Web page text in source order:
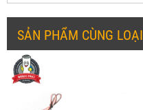
SẢN PHẨM CÙNG LOẠI